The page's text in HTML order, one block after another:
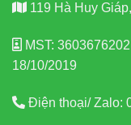
119 Hà Huy
MST:
18/10/2019
Điện thoại/ Zalo: